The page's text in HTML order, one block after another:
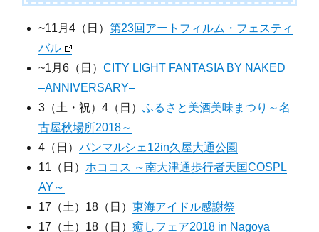
~11月4（日）第23回アートフィルム・フェスティ
バル
~1月6（日）CITY LIGHT FANTASIA BY NAKED
–ANNIVERSARY–
3（土・祝）4（日）ふるさと美酒美味まつり～名
古屋秋場所2018～
4（日）パンマルシェ12in久屋大通公園
11（日） ホココス ～南大津通歩行者天国COSPL
AY～
17（土）18（日）東海アイドル感謝祭
17（土）18（日）癒しフェア2018 in Nagoya